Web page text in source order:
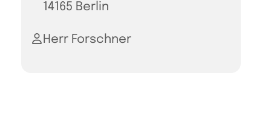
14165 Berlin
Herr Forschner